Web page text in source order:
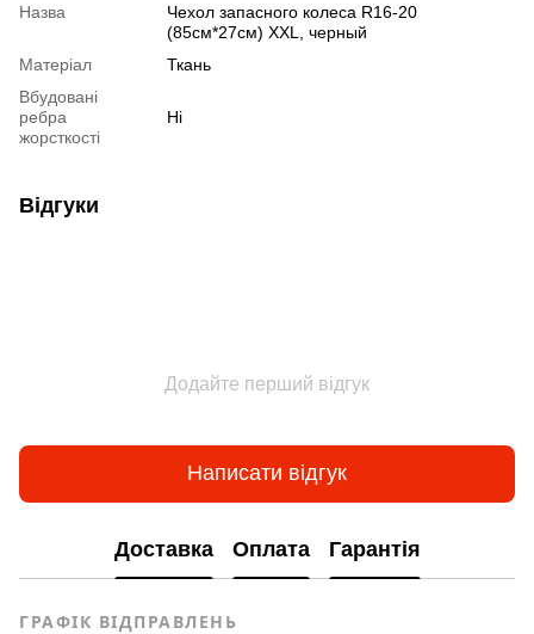
Назва
Чехол запасного колеса R16-20
(85см*27см) XXL, черный
Матеріал
Ткань
Вбудовані
ребра
жорсткості
Ні
Відгуки
Додайте перший відгук
Написати відгук
Доставка Оплата Гарантія
ГРАФІК ВІДПРАВЛЕНЬ